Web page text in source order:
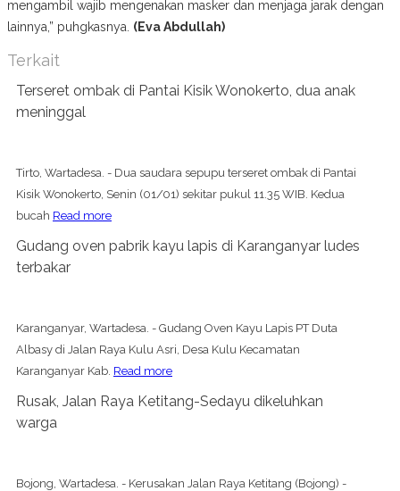
mengambil wajib mengenakan masker dan menjaga jarak dengan
lainnya,” puhgkasnya. (Eva Abdullah)
Terkait
Terseret ombak di Pantai Kisik Wonokerto, dua anak
meninggal
Tirto, Wartadesa. - Dua saudara sepupu terseret ombak di Pantai
Kisik Wonokerto, Senin (01/01) sekitar pukul 11.35 WIB. Kedua
bucah Read more
Gudang oven pabrik kayu lapis di Karanganyar ludes
terbakar
Karanganyar, Wartadesa. - Gudang Oven Kayu Lapis PT Duta
Albasy di Jalan Raya Kulu Asri, Desa Kulu Kecamatan
Karanganyar Kab. Read more
Rusak, Jalan Raya Ketitang-Sedayu dikeluhkan
warga
Bojong, Wartadesa. - Kerusakan Jalan Raya Ketitang (Bojong) -